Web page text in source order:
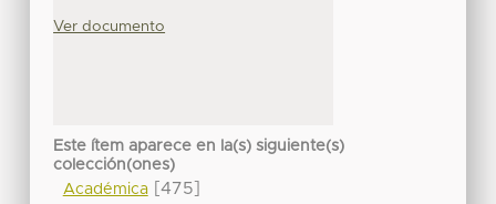
Ver documento
Este ítem aparece en la(s) siguiente(s)
colección(ones)
Académica[475]